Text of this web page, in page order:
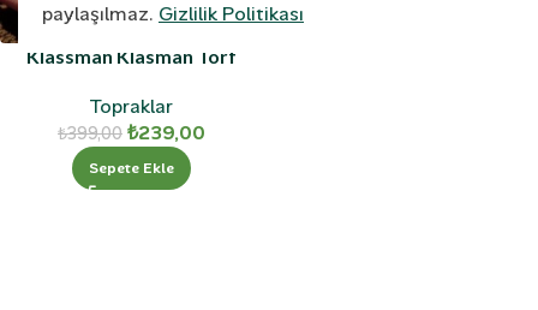
paylaşılmaz. Gizlilik Politikası
Klassman Klasman Torf
Topraklar
₺399,00 ₺239,00
Sepete Ekle